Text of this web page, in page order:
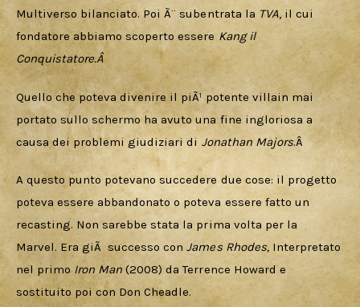
Multiverso bilanciato. Poi Ã¨ subentrata la TVA, il cui
fondatore abbiamo scoperto essere Kang il
Conquistatore.Â
Quello che poteva divenire il piÃ¹ potente villain mai
portato sullo schermo ha avuto una fine ingloriosa a
causa dei problemi giudiziari di Jonathan Majors.Â
A questo punto potevano succedere due cose: il progetto
poteva essere abbandonato o poteva essere fatto un
recasting. Non sarebbe stata la prima volta per la
Marvel. Era giÃ  successo con James Rhodes, Interpretato
nel primo Iron Man (2008) da Terrence Howard e
sostituito poi con Don Cheadle.